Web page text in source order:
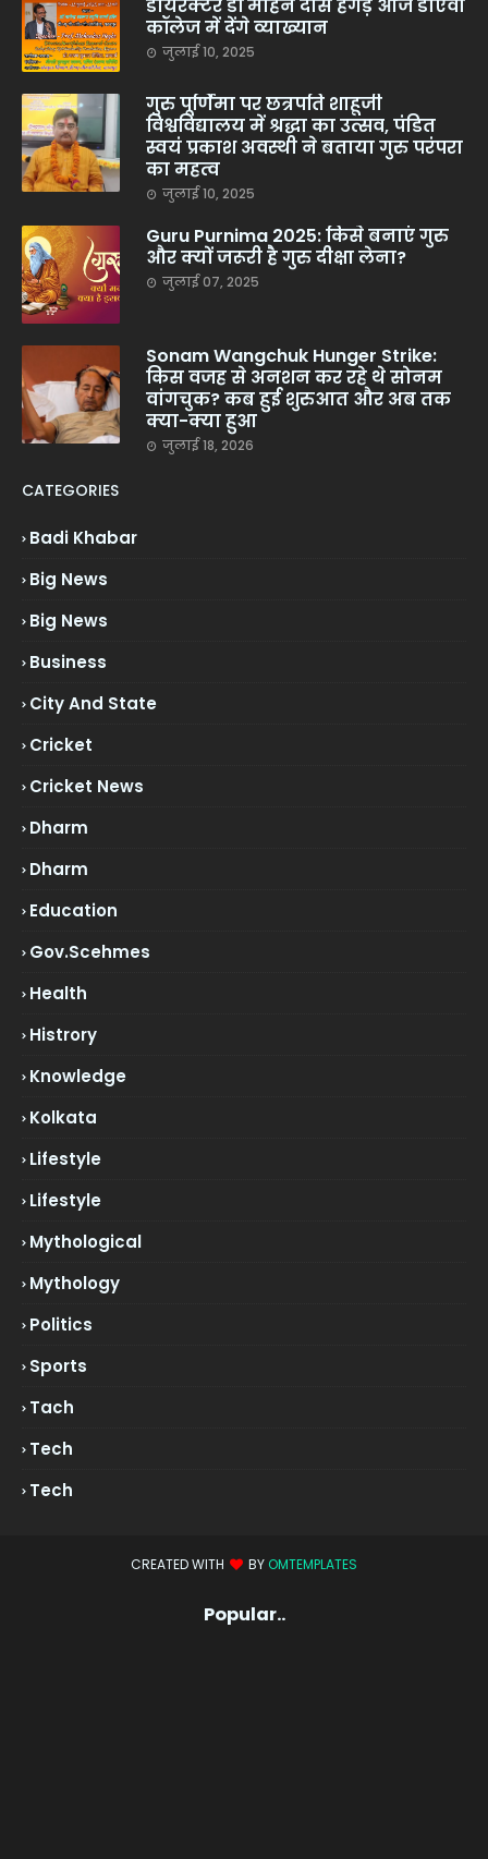
डायरेक्टर डॉ मोहन दास हेगड़े आज डीएवी
कॉलेज में देंगे व्याख्यान
जुलाई 10, 2025
गुरु पूर्णिमा पर छत्रपति शाहूजी
विश्वविद्यालय में श्रद्धा का उत्सव, पंडित
स्वयं प्रकाश अवस्थी ने बताया गुरु परंपरा
का महत्व
जुलाई 10, 2025
Guru Purnima 2025: किसे बनाएं गुरु
और क्यों जरूरी है गुरु दीक्षा लेना?
जुलाई 07, 2025
Sonam Wangchuk Hunger Strike:
किस वजह से अनशन कर रहे थे सोनम
वांगचुक? कब हुई शुरुआत और अब तक
क्या-क्या हुआ
जुलाई 18, 2026
CATEGORIES
Badi Khabar
Big News
Big News
Business
City And State
Cricket
Cricket News
Dharm
Dharm
Education
Gov.scehmes
Health
Histrory
Knowledge
Kolkata
Lifestyle
Lifestyle
Mythological
Mythology
Politics
Sports
Tach
Tech
Tech
CREATED WITH BY OMTEMPLATES
Popular..